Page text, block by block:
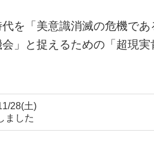
を「美意識消滅の危機で
」と捉えるための「超現
28(土)
ました